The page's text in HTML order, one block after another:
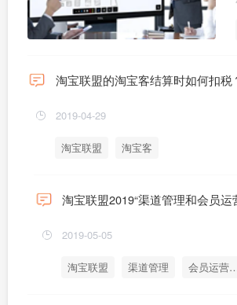
淘宝联盟的淘宝客结算时如何扣税
2019-04-29
淘宝联盟 淘宝客
淘宝联盟2019“渠道管理和会员
2019-05-05
淘宝联盟 渠道管理 会员运